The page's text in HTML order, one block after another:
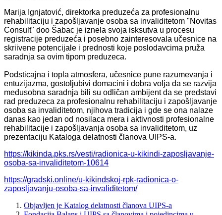
Marija Ignjatović, direktorka preduzeća za profesionalnu
rehabilitaciju i zapošljavanje osoba sa invaliditetom "Novitas
Consult" doo Šabac je iznela svoja isksutva u procesu
registracije preduzeća i posebno zainteresovala učesnice na
skriivene potencijale i prednosti koje poslodavcima pruža
saradnja sa ovim tipom preduzeca.
Podsticajna i topla atmosfera, učesnice pune razumevanja i
entuzijazma, gostoljubivi domacini i dobra volja da se razvija
međusobna saradnja bili su odličan ambijent da se predstavi
rad preduzeca za profesionalnu rehabilitaciju i zapošljavanje
osoba sa invaliditetom, njihova tradicija i gde se ona nalaze
danas kao jedan od nosilaca mera i aktivnosti profesionalne
rehabilitacije i zapošljavanja osoba sa invaliditetom, uz
prezentaciju Kataloga delatnosti članova UIPS-a.
https://kikinda.pks.rs/vesti/radionica-u-kikindi-zaposljavanje-
osoba-sa-invaliditetom-10614
https://gradski.online/u-kikindskoj-rpk-radionica-o-
zaposljavanju-osoba-sa-invaliditetom/
Objavljen je Katalog delatnosti članova UIPS-a